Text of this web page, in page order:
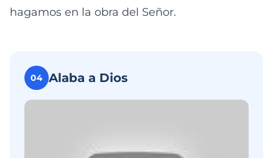
hagamos en la obra del Señor.
04 Alaba a Dios